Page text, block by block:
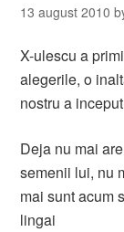
13 august 2010
X-ulescu a
alegerile, o
nostru a
Deja nu mai
semenii lui, nu
mai sunt acum
lingai